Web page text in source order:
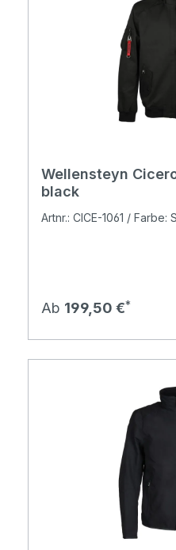
Wellensteyn
black
Artnr.: CICE-1061 / Farbe:
Regulärer Preis:
Ab 199,50 €